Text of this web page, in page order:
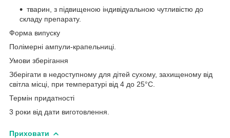
тварин, з підвищеною індивідуальною чутливістю до
складу препарату.
Форма випуску
Полімерні ампули-крапельниці.
Умови зберігання
Зберігати в недоступному для дітей сухому, захищеному від
світла місці, при температурі від 4 до 25°С.
Термін придатності
3 роки від дати виготовлення.
Приховати